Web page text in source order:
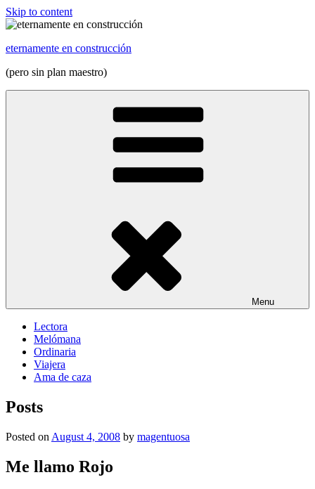
Skip to content
eternamente en construcción
(pero sin plan maestro)
Menu
Lectora
Melómana
Ordinaria
Viajera
Ama de caza
Posts
Posted on August 4, 2008 by magentuosa
Me llamo Rojo